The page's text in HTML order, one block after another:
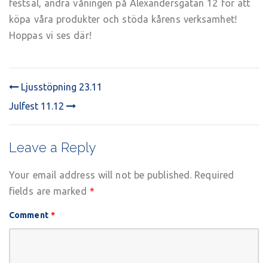
festsal, andra våningen på Alexandersgatan 12 för att
köpa våra produkter och stöda kårens verksamhet!
Hoppas vi ses där!
POST
NAVIGATION
Ljusstöpning 23.11
Julfest 11.12
Leave a Reply
Your email address will not be published. Required
fields are marked *
Comment *